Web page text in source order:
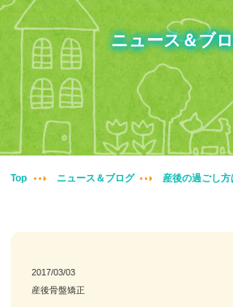
メニュー・料金表
産後骨盤矯正
妊婦整体
鍼・灸・小児鍼
ニュース＆ブ
Top ニュース＆ブログ 産後の過ごし方
2017/03/03
産後骨盤矯正